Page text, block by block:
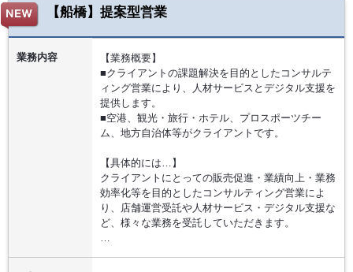
【船橋】提案型営業
業務内容
【業務概要】
■クライアントの課題解決を目的としたコンサルテ
ィング営業により、人材サービスとデジタル支援を
提供します。
■空港、観光・旅行・ホテル、プロスポーツチー
ム、地方自治体等がクライアントです。
【具体的には…】
クライアントにとっての販売促進・業績向上・業務
効率化等を目的としたコンサルティング営業によ
り、店舗運営受託や人材サービス・デジタル支援な
ど、様々な業務を受託していただきます。